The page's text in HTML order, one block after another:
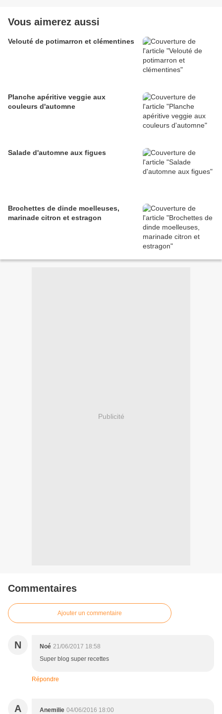
Vous aimerez aussi
Velouté de potimarron et clémentines
Planche apéritive veggie aux
couleurs d'automne
Salade d'automne aux figues
Brochettes de dinde moelleuses,
marinade citron et estragon
Publicité
Commentaires
Ajouter un commentaire
N Noé 21/06/2017 18:58
Super blog super recettes
Répondre
A Anemilie 04/06/2016 18:00